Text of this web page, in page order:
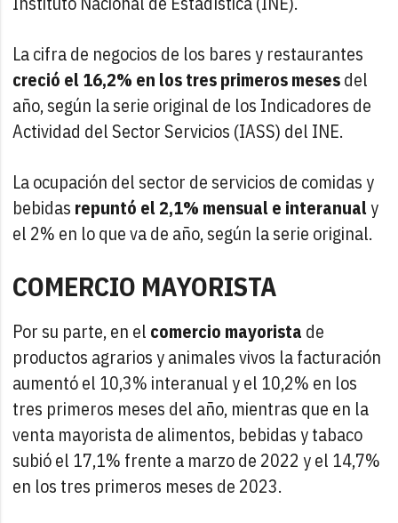
La cifra de negocios de los bares y restaurantes
creció el 16,2% en los tres primeros mesesdel
año, según la serie original de los Indicadores de
Actividad del Sector Servicios (IASS) del INE.
La ocupación del sector de servicios de comidas y
bebidas repuntó el 2,1% mensual e interanualy
el 2% en lo que va de año, según la serie original.
COMERCIO MAYORISTA
Por su parte, en el comercio mayorista de
productos agrarios y animales vivos la facturación
aumentó el 10,3% interanual y el 10,2% en los
tres primeros meses del año, mientras que en la
venta mayorista de alimentos, bebidas y tabaco
subió el 17,1% frente a marzo de 2022 y el 14,7%
en los tres primeros meses de 2023.